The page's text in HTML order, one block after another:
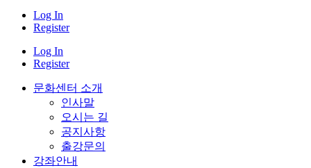
Log In
Register
Log In
Register
문화센터 소개
인사말
오시는 길
공지사항
출강문의
강좌안내